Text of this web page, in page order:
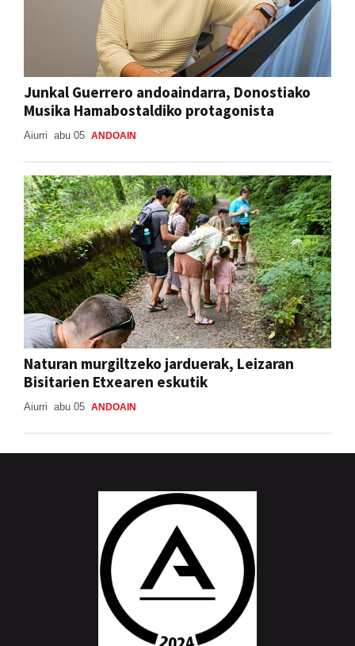
Junkal Guerrero andoaindarra, Donostiako
Musika Hamabostaldiko protagonista
Aiurri abu 05 ANDOAIN
Naturan murgiltzeko jarduerak, Leizaran
Bisitarien Etxearen eskutik
Aiurri abu 05 ANDOAIN